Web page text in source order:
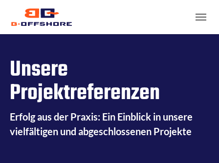
Unsere
Projektreferenzen
Erfolg aus der Praxis: Ein Einblick in unsere
vielfältigen und abgeschlossenen Projekte